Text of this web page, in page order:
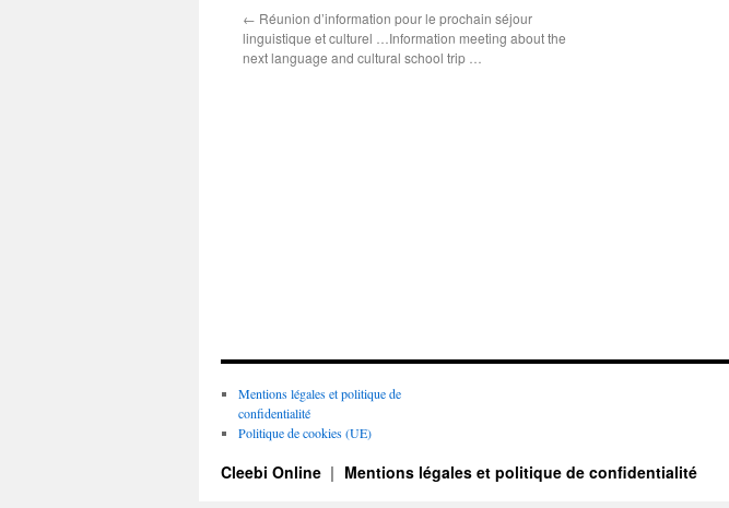
← Réunion d’information pour le prochain séjour
linguistique et culturel …Information meeting about the
next language and cultural school trip …
Mentions légales et politique de
confidentialité
Politique de cookies (UE)
Cleebi Online Mentions légales et politique de confidentialité